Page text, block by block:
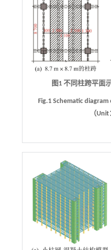
图1 不同柱跨平面
Fig.1 Schematic
（Unit